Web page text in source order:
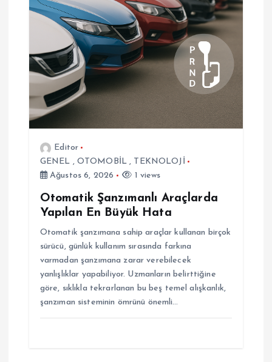
n
e
s
Editor
GENEL , OTOMOBİL , TEKNOLOJİ
Ağustos 6, 2026
1 views
Otomatik Şanzımanlı Araçlarda
Yapılan En Büyük Hata
Otomatik şanzımana sahip araçlar kullanan birçok
sürücü, günlük kullanım sırasında farkına
varmadan şanzımana zarar verebilecek
yanlışlıklar yapabiliyor. Uzmanların belirttiğine
göre, sıklıkla tekrarlanan bu beş temel alışkanlık,
şanzıman sisteminin ömrünü önemli…